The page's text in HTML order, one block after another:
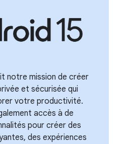
notre mission de créer
et sécurisée qui
votre productivité.
accès à de
pour créer des
des expériences